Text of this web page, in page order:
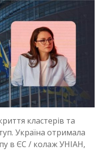
кластерів та
Україна отримала
в ЄС / колаж УНІАН,